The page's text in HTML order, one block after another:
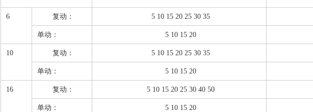
6 复动： 5 10 15 20 25 30 35
单动： 5 10 15 20
10 复动： 5 10 15 20 25 30 35
单动： 5 10 15 20
16 复动： 5 10 15 20 25 30 40 50
单动： 5 10 15 20